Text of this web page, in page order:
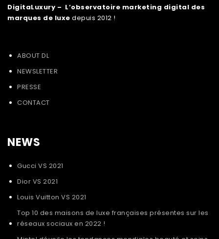
DigitaLuxury – L’observatoire marketing digital des
marques de luxe depuis 2012 !
ABOUT DL
NEWSLETTER
PRESSE
CONTACT
NEWS
Gucci VS 2021
Dior VS 2021
Louis Vuitton VS 2021
Top 10 des maisons de luxe françaises présentes sur les
réseaux sociaux en 2022 !